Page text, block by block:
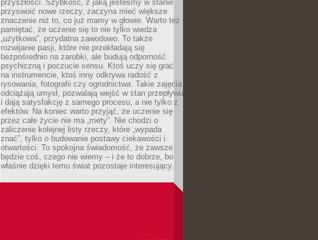
przyszłości. Szybkość, z jaką jesteśmy w stanie
przyswoić nowe rzeczy, zaczyna mieć większe
znaczenie niż to, co już mamy w głowie. Warto też
pamiętać, że uczenie się to nie tylko wiedza
„użytkowa”, przydatna zawodowo. To także
rozwijanie pasji, które nie przekładają się
bezpośrednio na zarobki, ale budują odporność
psychiczną i poczucie sensu. Ktoś uczy się grać
na instrumencie, ktoś inny odkrywa radość z
rysowania, fotografii czy ogrodnictwa. Takie zajęcia
odciążają umysł, pozwalają wejść w stan przepływu
i dają satysfakcję z samego procesu, a nie tylko z
efektów. Na koniec warto przyjąć, że uczenie się
przez całe życie nie ma „mety”. Nie chodzi o
zaliczenie kolejnej listy rzeczy, które „wypada
znać”, tylko o budowanie postawy ciekawości i
otwartości. To spokojna świadomość, że zawsze
będzie coś, czego nie wiemy – i że to dobrze, bo
właśnie dzięki temu świat pozostaje interesujący.